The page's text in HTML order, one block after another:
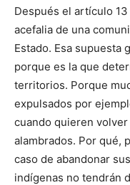
Después el artículo
acefalia de una
Estado. Esa supuesta
porque es la que
territorios. Porque
expulsados por
cuando quieren
alambrados. Por qué,
caso de abandonar
indígenas no tendrán